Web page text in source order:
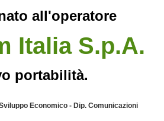
all'operatore
Italia S.p.A.
portabilità.
Economico - Dip. Comunicazioni